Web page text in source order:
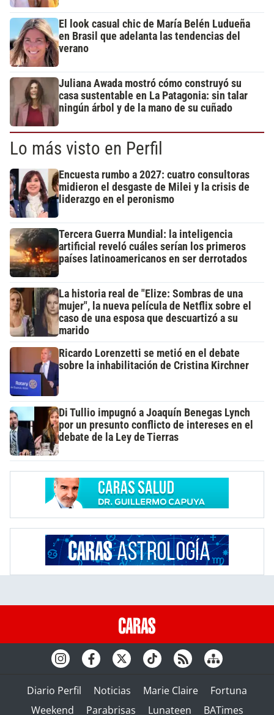
El look casual chic de María Belén Ludueña
en Brasil que adelanta las tendencias del
verano
Juliana Awada mostró cómo construyó su
casa sustentable en La Patagonia: sin talar
ningún árbol y de la mano de su cuñado
Lo más visto en Perfil
Encuesta rumbo a 2027: cuatro consultoras
midieron el desgaste de Milei y la crisis de
liderazgo en el peronismo
Tercera Guerra Mundial: la inteligencia
artificial reveló cuáles serían los primeros
países latinoamericanos en ser derrotados
La historia real de "Elize: Sombras de una
mujer", la nueva película de Netflix sobre el
caso de una esposa que descuartizó a su
marido
Ricardo Lorenzetti se metió en el debate
sobre la inhabilitación de Cristina Kirchner
Di Tullio impugnó a Joaquín Benegas Lynch
por un presunto conflicto de intereses en el
debate de la Ley de Tierras
Diario Perfil Noticias Marie Claire
Fortuna
Weekend
Parabrisas Lunateen BATimes